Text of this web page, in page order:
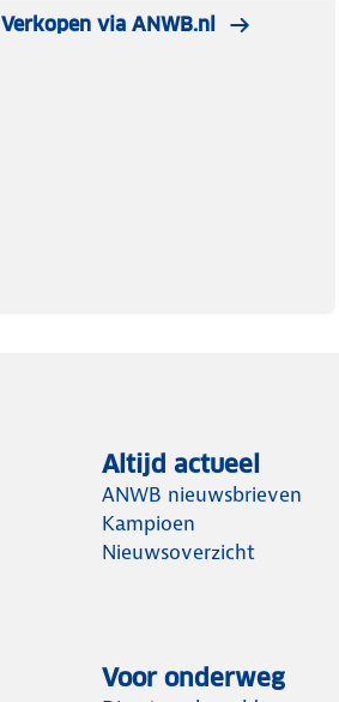
Verkopen via ANWB.nl
Altijd actueel
ANWB nieuwsbrieven
Kampioen
Nieuwsoverzicht
Voor onderweg